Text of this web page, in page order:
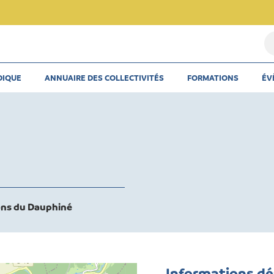
un
ANNUAIRE DES COLLECTIVITÉS FORMATIONS
du Dauphiné